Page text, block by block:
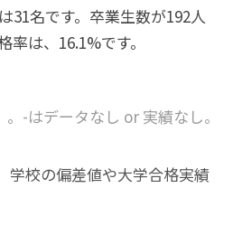
31名です。卒業生数が192人
率は、16.1%です。
-はデータなし or 実績なし。
学校の偏差値や大学合格実績